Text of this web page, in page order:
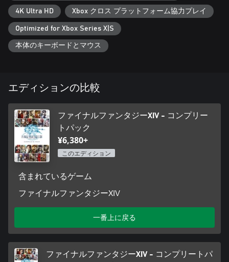
Game Pass Premium、または Xbox Game Pass Ultimateのいずれ
かに加入している必要があります。
4K Ultra HD Xbox クロス プラットフォーム協力プレイ
Optimized for Xbox Series X|S
本体のキーボードとマウス
エディションの比較
ファイナルファンタジーXIV - コンプリー
トパック
¥6,380+
このエディション
含まれているゲーム
ファイナルファンタジーXIV
一番上に戻る
ファイナルファンタジーXIV - コンプリートパ